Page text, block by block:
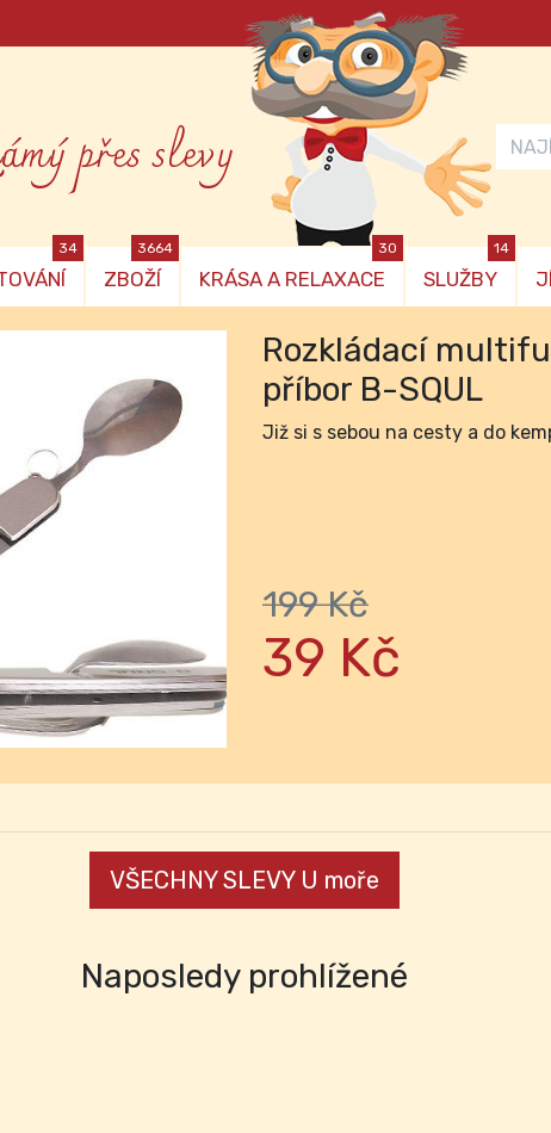
přes slevy
34
ZBOŽÍ
3664
KRÁSA A RELAXACE
30
SLUŽBY
14
Rozkládací
příbor B-SQUL
Již si s sebou na cesty a do
199 Kč
39 Kč
VŠECHNY SLEVY U moře
Naposledy prohlížené